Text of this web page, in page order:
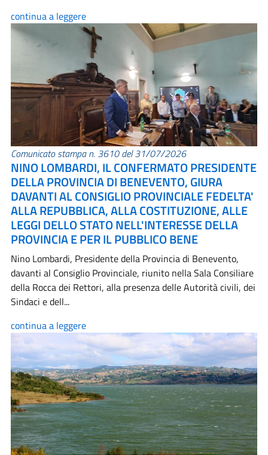
continua a leggere
Comunicato stampa n. 3610 del 31/07/2026
NINO LOMBARDI, IL CONFERMATO PRESIDENTE
DELLA PROVINCIA DI BENEVENTO, GIURA
DAVANTI AL CONSIGLIO PROVINCIALE FEDELTA'
ALLA REPUBBLICA, ALLA COSTITUZIONE, ALLE
LEGGI DELLO STATO NELL'INTERESSE DELLA
PROVINCIA E PER IL PUBBLICO BENE
Nino Lombardi, Presidente della Provincia di Benevento,
davanti al Consiglio Provinciale, riunito nella Sala Consiliare
della Rocca dei Rettori, alla presenza delle Autorità civili, dei
Sindaci e dell...
continua a leggere